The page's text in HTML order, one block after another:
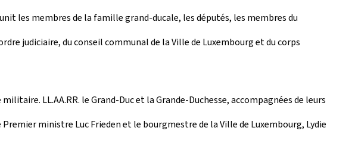
les membres de la famille grand-ducale, les députés, les membres du
judiciaire, du conseil communal de la Ville de Luxembourg et du corps
LL.AA.RR. le Grand-Duc et la Grande-Duchesse, accompagnées de leurs
ministre Luc Frieden et le bourgmestre de la Ville de Luxembourg, Lydie